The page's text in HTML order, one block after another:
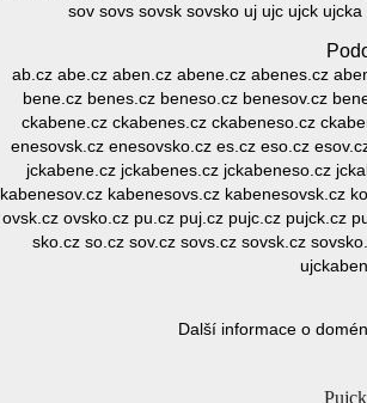
sov sovs sovsk sovsko uj ujc ujck
ab.cz abe.cz aben.cz abene.cz abenes.cz
bene.cz benes.cz beneso.cz benesov.cz
ckabene.cz ckabenes.cz ckabeneso.cz
enesovsk.cz enesovsko.cz es.cz eso.cz
jckabene.cz jckabenes.cz jckabeneso.cz
kabenesov.cz kabenesovs.cz kabenesovsk.cz
ovsk.cz ovsko.cz pu.cz puj.cz pujc.cz pujck.cz
sko.cz so.cz sov.cz sovs.cz sovsk.cz
Další informace o